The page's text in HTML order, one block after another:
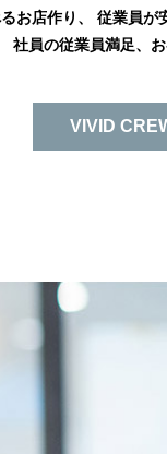
お店作り、
従業員が
社員の従業員満足、
VIVID